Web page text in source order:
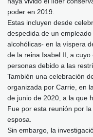
poder en 2019.
Estas incluyen desde
despedida de un
alcohólicas- en la víspera
de la reina Isabel II, a
personas debido a las
También una celebración
organizada por Carrie, en
de junio de 2020, a la que
Fue por esta reunión por
esposa.
Sin embargo, la